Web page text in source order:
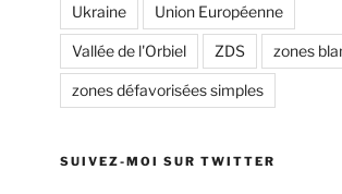
Ukraine Union Européenne
Vallée de l'Orbiel ZDS zones
zones défavorisées simples
SUIVEZ-MOI SUR TWITTER